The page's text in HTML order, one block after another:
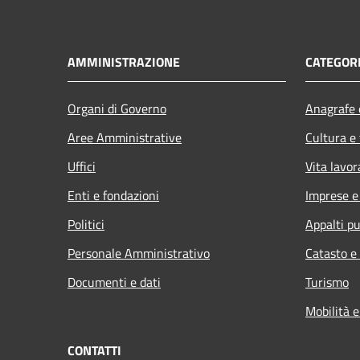
AMMINISTRAZIONE
Organi di Governo
Aree Amministrative
Uffici
Enti e fondazioni
Politici
Personale Amministrativo
Documenti e dati
Cultura
Vita
Imprese
Appalti
Catasto
Turismo
Mobilità
CONTATTI